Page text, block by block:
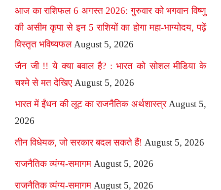
आज का राशिफल 6 अगस्त 2026: गुरुवार को भगवान विष्णु
की असीम कृपा से इन 5 राशियों का होगा महा-भाग्योदय, पढ़ें
विस्तृत भविष्यफल August 5, 2026
जैन जी !! ये क्या बवाल है? : भारत को सोशल मीडिया के
चश्मे से मत देखिए August 5, 2026
भारत में ईंधन की लूट का राजनैतिक अर्थशास्त्र August 5,
2026
तीन विधेयक, जो सरकार बदल सकते हैं! August 5, 2026
राजनैतिक व्यंग्य-समागम August 5, 2026
राजनैतिक व्यंग्य-समागम August 5, 2026